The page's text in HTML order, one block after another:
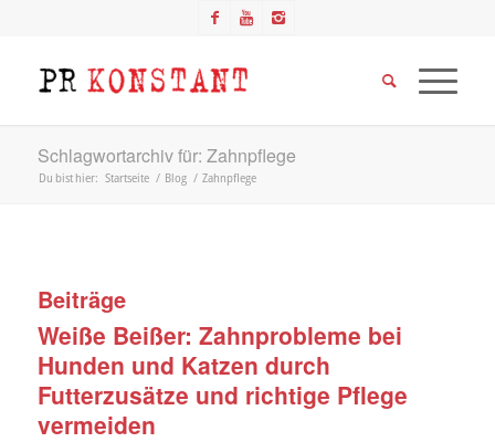
Schlagwortarchiv für: Zahnpflege
Du bist hier: Startseite / Blog / Zahnpflege
Beiträge
Weiße Beißer: Zahnprobleme bei
Hunden und Katzen durch
Futterzusätze und richtige Pflege
vermeiden